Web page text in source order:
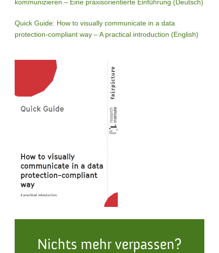
kommunizieren – Eine praxisorientierte Einführung (Deutsch)
Quick Guide: How to visually communicate in a data
protection-compliant way – A practical introduction (English)
Nichts mehr verpassen?